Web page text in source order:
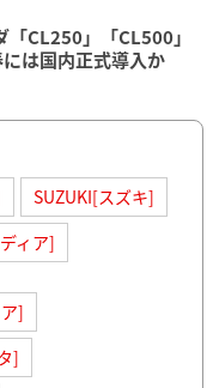
「CL250」「CL500」
は国内正式導入か
SUZUKI[スズキ]
ィア]
]
]